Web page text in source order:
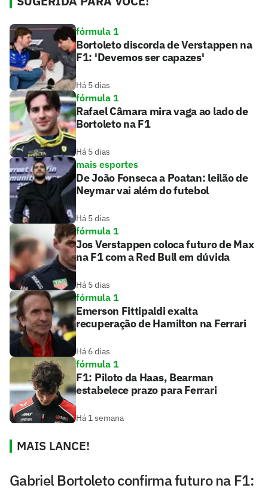
fórmula 1
Bortoleto discorda de Verstappen na
F1: 'Devemos ser capazes'
Há 5 dias
fórmula 1
Rafael Câmara mira vaga ao lado de
Bortoleto na F1
Há 5 dias
mais esportes
De João Fonseca a Poatan: leilão de
Neymar vai além do futebol
Há 5 dias
fórmula 1
Jos Verstappen coloca futuro de Max
na F1 com a Red Bull em dúvida
Há 5 dias
fórmula 1
Emerson Fittipaldi exalta
recuperação de Hamilton na Ferrari
Há 6 dias
fórmula 1
F1: Piloto da Haas, Bearman
estabelece prazo para Ferrari
Há 1 semana
MAIS LANCE!
Gabriel Bortoleto confirma futuro na F1: